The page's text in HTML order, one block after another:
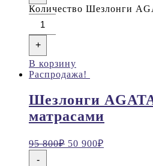
Количество Шезлонги
+
В корзину
Распродажа!
Шезлонги
матрасами
95 800₽ 50 900₽
-